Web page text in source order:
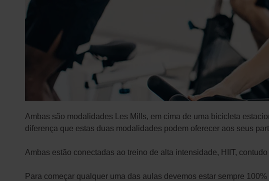
Ambas são modalidades Les Mills, em cima de uma bicicleta
diferença que estas duas modalidades podem oferecer aos seus
Ambas estão conectadas ao treino de alta intensidade, HIIT,
Para começar qualquer uma das aulas devemos estar sempre